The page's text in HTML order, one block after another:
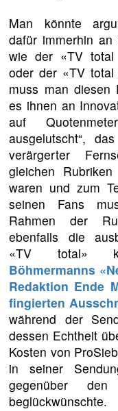
Man könnte
dafür immerhin an
wie der «TV total
oder der «TV
muss man diesen
es ihnen an
auf
ausgelutscht“,
verärgerter
gleichen
waren und zum
seinen Fans
Rahmen der
ebenfalls die
«TV total»
Böhmermanns
Redaktion Ende
fingierten
während der
dessen Echtheit
Kosten von
in seiner
gegenüber den
beglückwünschte.